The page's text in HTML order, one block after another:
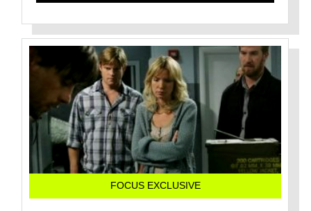
FOCUS EXCLUSIVE